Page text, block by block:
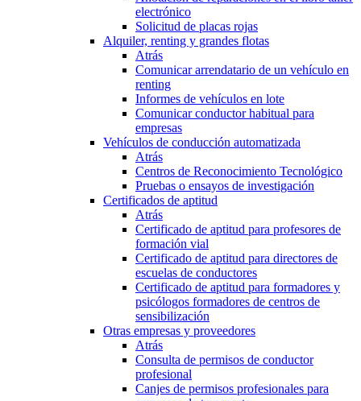
electrónico
Solicitud de placas rojas
Alquiler, renting y grandes flotas
Atrás
Comunicar arrendatario de un vehículo en
renting
Informes de vehículos en lote
Comunicar conductor habitual para
empresas
Vehículos de conducción automatizada
Atrás
Centros de Reconocimiento Tecnológico
Pruebas o ensayos de investigación
Certificados de aptitud
Atrás
Certificado de aptitud para profesores de
formación vial
Certificado de aptitud para directores de
escuelas de conductores
Certificado de aptitud para formadores y
psicólogos formadores de centros de
sensibilización
Otras empresas y proveedores
Atrás
Consulta de permisos de conductor
profesional
Canjes de permisos profesionales para